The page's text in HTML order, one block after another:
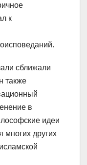
к
сближали
также
в
идеи
многих других